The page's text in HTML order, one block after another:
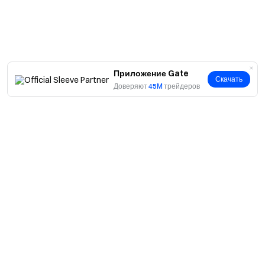
Приложение Gate
Доверяют45M трейдеров
Скачать